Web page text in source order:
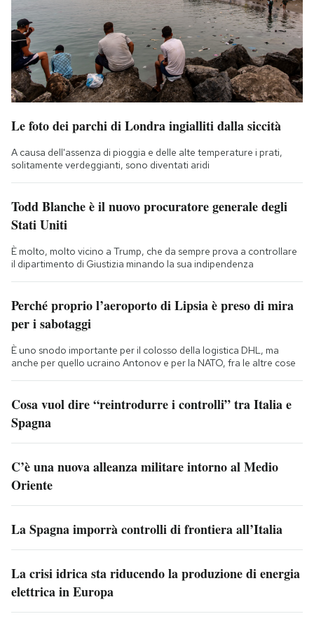
Le foto dei parchi di Londra ingialliti dalla siccità
A causa dell'assenza di pioggia e delle alte temperature i prati,
solitamente verdeggianti, sono diventati aridi
Todd Blanche è il nuovo procuratore generale degli
Stati Uniti
È molto, molto vicino a Trump, che da sempre prova a controllare
il dipartimento di Giustizia minando la sua indipendenza
Perché proprio l’aeroporto di Lipsia è preso di mira
per i sabotaggi
È uno snodo importante per il colosso della logistica DHL, ma
anche per quello ucraino Antonov e per la NATO, fra le altre cose
Cosa vuol dire “reintrodurre i controlli” tra Italia e
Spagna
C’è una nuova alleanza militare intorno al Medio
Oriente
La Spagna imporrà controlli di frontiera all’Italia
La crisi idrica sta riducendo la produzione di energia
elettrica in Europa